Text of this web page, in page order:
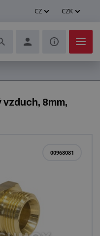
CZ CZK
8mm,
00968081